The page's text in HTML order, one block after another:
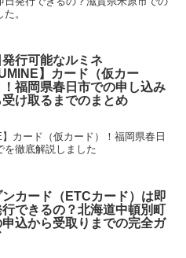
。
発行可能なルミネ
】カード（仮カー
！福岡県春日市での申し込み
け取るまでのまとめ
カード（仮カード）！福岡県春日
を徹底解説しました
ンカード（ETCカード）は即
行できるの？北海道中頓別町
込から受取りまでの完全ガ